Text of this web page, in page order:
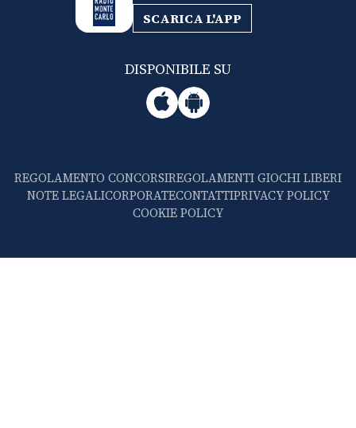
SCARICA L'APP
DISPONIBILE SU
REGOLAMENTO CONCORSIREGOLAMENTI GIOCHI LIBERI
NOTE LEGALICORPORATECONTATTIPRIVACY POLICY
COOKIE POLICY